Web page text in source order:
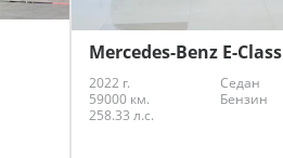
Mercedes-Benz E-Class
2022 г.
Седан
59000 км.
Бензин
258.33 л.с.